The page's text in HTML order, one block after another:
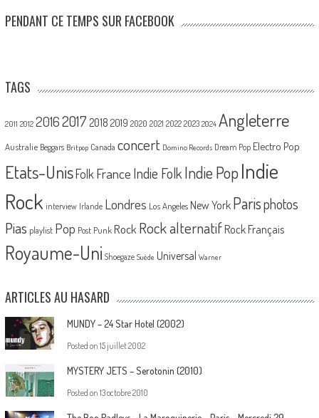
PENDANT CE TEMPS SUR FACEBOOK
TAGS
2011 2012 20162017 2018 2019 2020 2021 2022 2023 2024 Angleterre
Australie Beggars Britpop Canada concert Domino Records Dream Pop Electro Pop
Etats-UnisFolk France Indie FolkIndie PopIndie
Rock interview Irlande Londres Los Angeles New York Parisphotos
Pias playlist Pop Post Punk Rock Rock alternatif Rock Français
Royaume-Uni Shoegaze Suède Universal Warner
ARTICLES AU HASARD
MUNDY – 24 Star Hotel (2002)
Posted on 15 juillet 2002
MYSTERY JETS – Serotonin (2010)
Posted on 13 octobre 2010